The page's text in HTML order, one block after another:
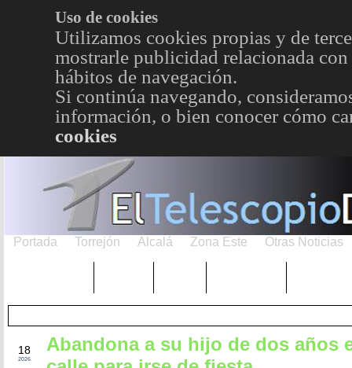
Uso de cookies
Utilizamos cookies propias y de
mostrarle publicidad relacionada
hábitos de navegación.
Si continúa navegando,
información, o bien conocer cómo
cookies
Portada Torrejón Alcalá Zona Este Otras Noticias
18
2026
Abandona a su hijo de dos años